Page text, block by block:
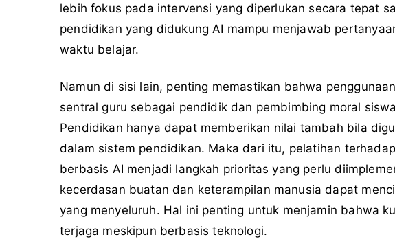
lebih fokus pada intervensi yang diperlukan secara tepat
pendidikan yang didukung AI mampu menjawab
waktu belajar.
Namun di sisi lain, penting memastikan bahwa
sentral guru sebagai pendidik dan pembimbing moral
Pendidikan hanya dapat memberikan nilai tambah bila
dalam sistem pendidikan. Maka dari itu, pelatihan
berbasis AI menjadi langkah prioritas yang perlu
kecerdasan buatan dan keterampilan manusia dapat
yang menyeluruh. Hal ini penting untuk menjamin bahwa
terjaga meskipun berbasis teknologi.